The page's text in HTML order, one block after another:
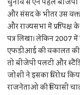
और संसद के भीतर उस वक्त
और राज्यसभा में प्रतिपक्ष
पत्र लिखा। लेकिन 2007
एफडीआई की वकालत की
तो बीजेपी पलटी और
जोशी ने इसका विरोध
राजनेताओ की सियासी